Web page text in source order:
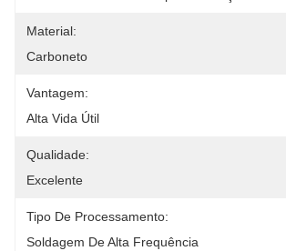
Material:
Carboneto
Vantagem:
Alta Vida Útil
Qualidade:
Excelente
Tipo De Processamento:
Soldagem De Alta Frequência